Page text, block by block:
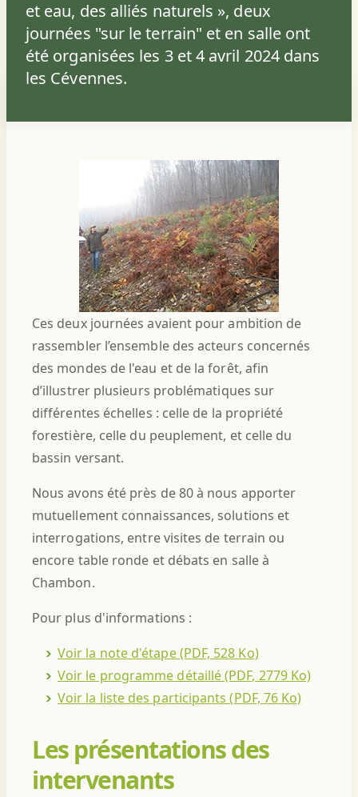
et eau, des alliés naturels », deux
journées "sur le terrain" et en salle ont
été organisées les 3 et 4 avril 2024 dans
les Cévennes.
Ces deux journées avaient pour ambition de
rassembler l’ensemble des acteurs concernés
des mondes de l'eau et de la forêt, afin
d’illustrer plusieurs problématiques sur
différentes échelles : celle de la propriété
forestière, celle du peuplement, et celle du
bassin versant.
Nous avons été près de 80 à nous apporter
mutuellement connaissances, solutions et
interrogations, entre visites de terrain ou
encore table ronde et débats en salle à
Chambon.
Pour plus d'informations :
Voir la note d'étape (PDF, 528 Ko)
Voir le programme détaillé (PDF, 2779 Ko)
Voir la liste des participants (PDF, 76 Ko)
Les présentations des
intervenants